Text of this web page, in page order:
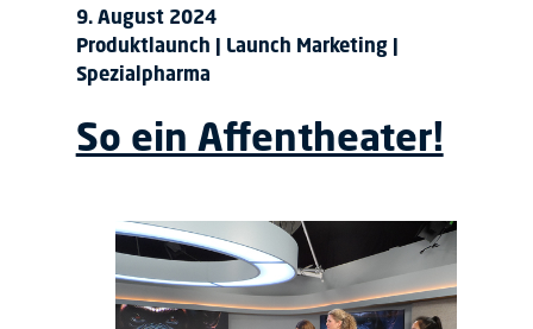
9. August 2024
Produktlaunch | Launch Marketing |
Spezialpharma
So ein Affentheater!